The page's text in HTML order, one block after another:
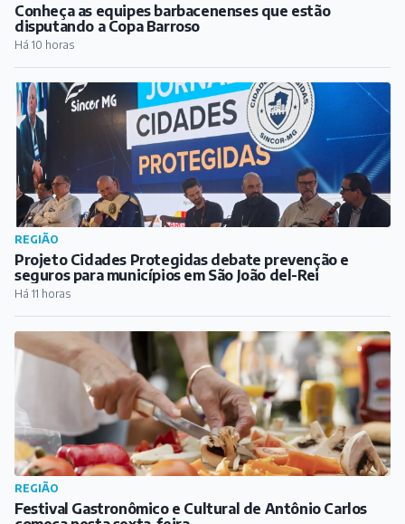
Conheça as equipes barbacenenses que estão
disputando a Copa Barroso
Há 10 horas
REGIÃO
Projeto Cidades Protegidas debate prevenção e
seguros para municípios em São João del-Rei
Há 11 horas
REGIÃO
Festival Gastronômico e Cultural de Antônio Carlos